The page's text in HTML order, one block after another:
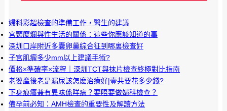
婦科彩超檢查的準備工作，醫生的建議
宮頸糜爛與性生活的關係：這些你應該知道的事
深圳口岸附近多囊卵巢綜合征到哪裏檢查好
子宮肌瘤多少mm以上建議手術?
價格×準確率×流程｜深圳TCT與抹片檢查終極對比指南
老婆產後老是漏尿該怎麽治療好|壹共要花多少錢?
下身痕癢兼有異味係咩病？要唔要做婦科檢查？
備孕前必知：AMH檢查的重要性及解讀方法